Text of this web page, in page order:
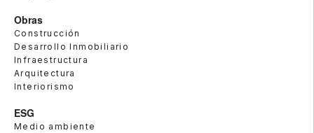
Obras
Construcción
Desarrollo Inmobiliario
Infraestructura
Arquitectura
Interiorismo
ESG
Medio ambiente